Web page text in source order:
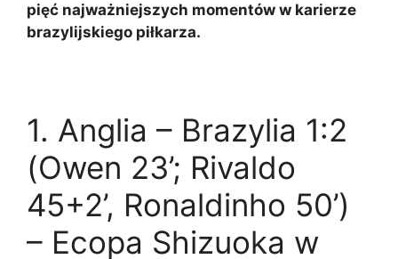
pięć najważniejszych momentów w karierze
brazylijskiego piłkarza.
1. Anglia – Brazylia 1:2
(Owen 23’; Rivaldo
45+2’, Ronaldinho 50’)
– Ecopa Shizuoka w